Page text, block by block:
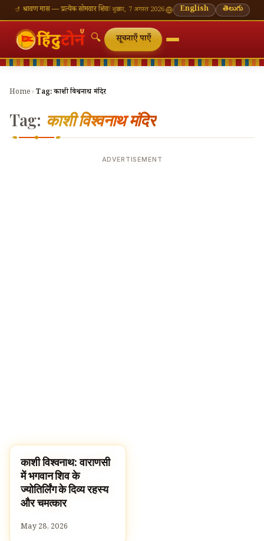
🪔 श्रावण मास — प्रत्येक सोमवार शिवालय दर्शन का महत्व🌸 गणेश चतुर्थी — भाद्रपद शुक्ल चतुर्थी
शुक्रवार, 7 अगस्त 2026 English తెలుగు
🔍 सूचनाएँ पाएँ
Home › Tag:काशी विश्वनाथ मंदिर
Tag: काशी विश्वनाथ मंदिर
ADVERTISEMENT
TEMPLES
काशी विश्वनाथ: वाराणसी
में भगवान शिव के
ज्योतिर्लिंग के दिव्य रहस्य
और चमत्कार
May 28, 2026